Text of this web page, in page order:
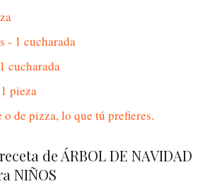
- 1 cucharada
cucharada
pieza
de pizza, lo que tú prefieres.
de ÁRBOL DE NAVIDAD
NIÑOS